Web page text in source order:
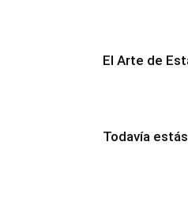
El Arte de
Todavía